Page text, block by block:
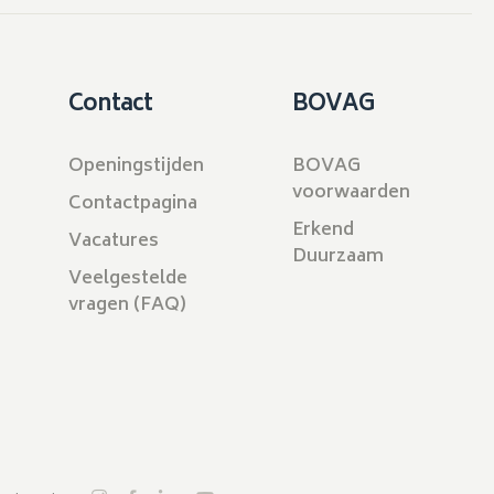
Contact
Openingstijden
Contactpagina
Vacatures
Veelgestelde
vragen (FAQ)
BOVAG
BOVAG
voorwaarden
Erkend
Duurzaam